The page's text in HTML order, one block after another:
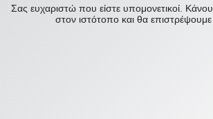
Σας ευχαριστώ που είστε υπομονετικοί.
στον ιστότοπο και θα